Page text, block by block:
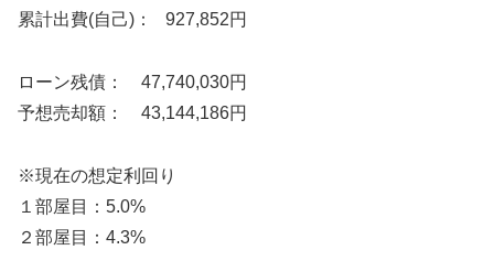
累計出費(自己)： 927,852円
ローン残債： 47,740,030円
予想売却額： 43,144,186円
※現在の想定利回り
１部屋目：5.0%
２部屋目：4.3%